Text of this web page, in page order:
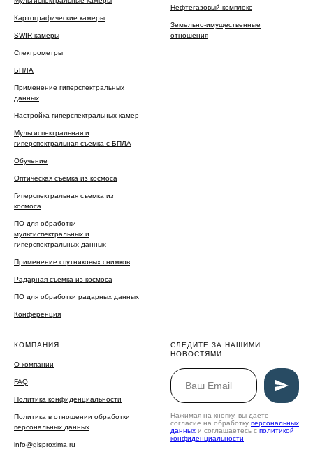
Картографические камеры
SWIR-камеры
Спектрометры
БПЛА
Применение гиперспектральных
данных
Настройка гиперспектральных камер
Мультиспектральная и
гиперспектральная съемка с БПЛА
Обучение
Оптическая съемка из космоса
Гиперспектральная съемка из
космоса
ПО для обработки
мультиспектральных и
гиперспектральных данных
Применение спутниковых снимков
Радарная съемка из космоса
ПО для обработки радарных данных
Конференция
Нефтегазовый комплекс
Земельно-имущественные
отношения
КОМПАНИЯ
О компании
FAQ
Политика конфиденциальности
Политика в отношении обработки
персональных данных
info@gisproxima.ru
СЛЕДИТЕ ЗА НАШИМИ
НОВОСТЯМИ
Нажимая на кнопку, вы даете
согласие на обработку персональных
данных и соглашаетесь c политикой
конфиденциальности